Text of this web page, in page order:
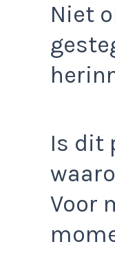
Niet
Is dit
Voor